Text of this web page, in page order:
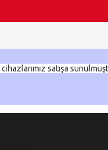
cihazlarımız satışa